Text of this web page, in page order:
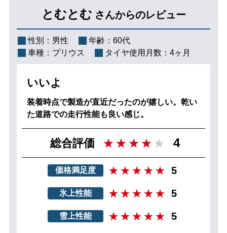
とむとむ さんからのレビュー
性別： 男性 年齢： 60代
車種： プリウス タイヤ使用月数： 4ヶ月
いいよ
装着時点で製造が直近だったのが嬉しい。乾い
た道路での走行性能も良い感じ。
総合評価 4
価格満足度 5
氷上性能 5
雪上性能 5